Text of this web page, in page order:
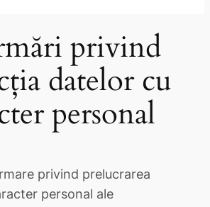
privind
datelor cu
personal
privind prelucrarea
personal ale